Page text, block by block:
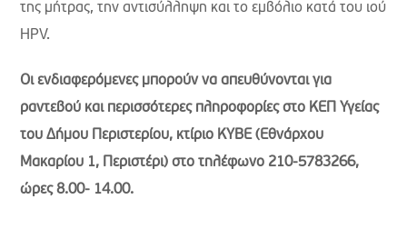
της μήτρας, την αντισύλληψη και το εμβόλιο κατά του ιού
HPV.
Οι ενδιαφερόμενες μπορούν να απευθύνονται για
ραντεβού και περισσότερες πληροφορίες στο ΚΕΠ Υγείας
του Δήμου Περιστερίου, κτίριο ΚΥΒΕ (Εθνάρχου
Μακαρίου 1, Περιστέρι) στο τηλέφωνο 210-5783266,
ώρες 8.00- 14.00.